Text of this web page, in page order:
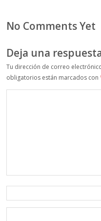
No Comments Yet
Deja una
Tu dirección de correo
obligatorios están marcados con